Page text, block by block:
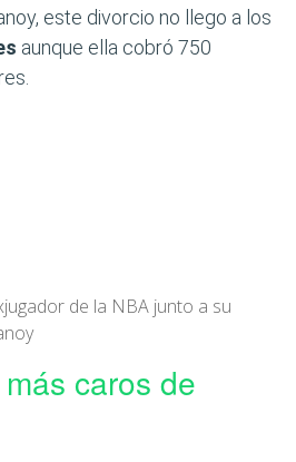
este divorcio no llego a los
aunque ella cobró 750
de la NBA junto a su
caros de